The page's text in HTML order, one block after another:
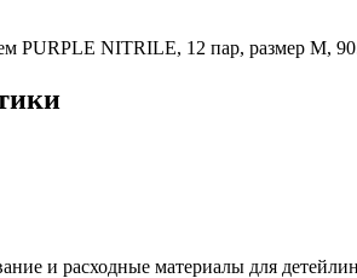
PURPLE NITRILE, 12 пар, размер М,
и расходные материалы для